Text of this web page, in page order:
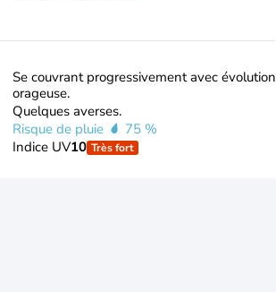
Se couvrant progressivement avec évolution
orageuse.
Quelques averses.
Risque de pluie
75 %
Indice UV10 Très fort